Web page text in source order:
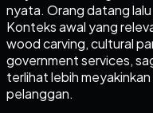
nyata. Orang datang
Konteks awal yang
wood carving, cultural
government services,
terlihat lebih
pelanggan.